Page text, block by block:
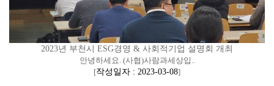
2023년 부천시 ESG경영 & 사회적기업 설명회 개최
안녕하세요. (사협)사람과세상입..
[작성일자 : 2023-03-08]